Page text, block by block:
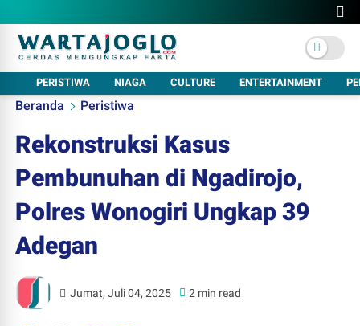
PERISTIWA NIAGA CULTURE ENTERTAINMENT
Beranda Peristiwa
Rekonstruksi Kasus
Pembunuhan di Ngadirojo,
Polres Wonogiri Ungkap 39
Adegan
Jumat, Juli 04, 2025 2 min read